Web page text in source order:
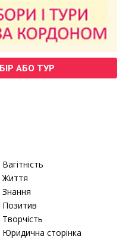
АБО ТУР
Вагітність
Життя
Знання
Позитив
Творчість
Юридична сторінка